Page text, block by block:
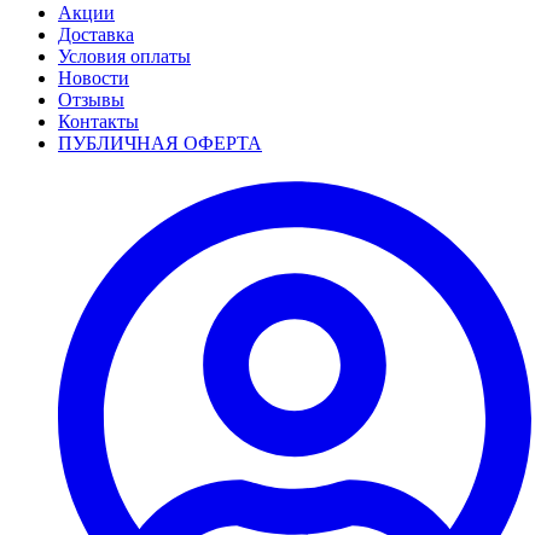
Акции
Доставка
Условия оплаты
Новости
Отзывы
Контакты
ПУБЛИЧНАЯ ОФЕРТА